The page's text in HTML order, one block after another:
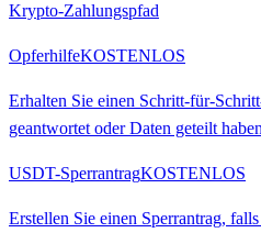
Krypto-Zahlungspfad
OpferhilfeKOSTENLOS
Erhalten Sie einen Schritt-für-
geantwortet oder Daten geteilt haben
USDT-SperrantragKOSTENLOS
Erstellen Sie einen Sperrantrag,